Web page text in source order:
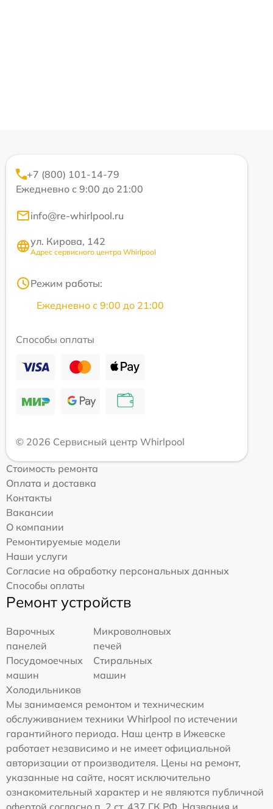
+7 (800) 101-14-79
Ежедневно с 9:00 до 21:00
info@re-whirlpool.ru
ул. Кирова, 142
Адрес сервисного центра Whirlpool
Режим работы:
Ежедневно с 9:00 до 21:00
Способы оплаты
© 2026 Сервисный центр Whirlpool
Стоимость ремонта
Оплата и доставка
Контакты
Вакансии
О компании
Ремонтируемые модели
Наши услуги
Согласие на обработку персональных данных
Способы оплаты
Ремонт устройств
Варочных
панелей
Микроволновых
печей
Посудомоечных
машин
Стиральных
машин
Холодильников
Мы занимаемся ремонтом и техническим
обслуживанием техники Whirlpool по истечении
гарантийного периода. Наш центр в Ижевске
работает независимо и не имеет официальной
авторизации от производителя. Цены на ремонт,
указанные на сайте, носят исключительно
ознакомительный характер и не являются публичной